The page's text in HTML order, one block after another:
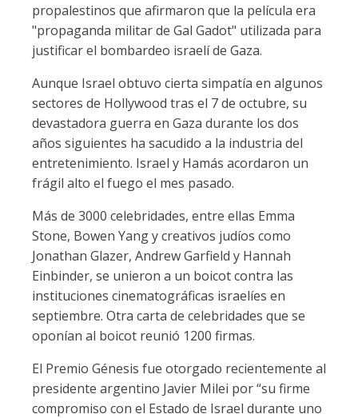
propalestinos que afirmaron que la película era
"propaganda militar de Gal Gadot" utilizada para
justificar el bombardeo israelí de Gaza.
Aunque Israel obtuvo cierta simpatía en algunos
sectores de Hollywood tras el 7 de octubre, su
devastadora guerra en Gaza durante los dos
años siguientes ha sacudido a la industria del
entretenimiento. Israel y Hamás acordaron un
frágil alto el fuego el mes pasado.
Más de 3000 celebridades, entre ellas Emma
Stone, Bowen Yang y creativos judíos como
Jonathan Glazer, Andrew Garfield y Hannah
Einbinder, se unieron a un boicot contra las
instituciones cinematográficas israelíes en
septiembre. Otra carta de celebridades que se
oponían al boicot reunió 1200 firmas.
El Premio Génesis fue otorgado recientemente al
presidente argentino Javier Milei por “su firme
compromiso con el Estado de Israel durante uno